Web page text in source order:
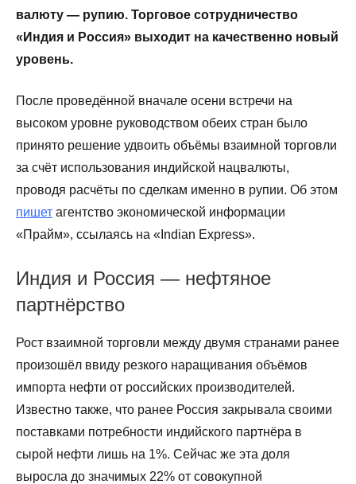
валюту — рупию. Торговое сотрудничество
«Индия и Россия» выходит на качественно новый
уровень.
После проведённой вначале осени встречи на
высоком уровне руководством обеих стран было
принято решение удвоить объёмы взаимной торговли
за счёт использования индийской нацвалюты,
проводя расчёты по сделкам именно в рупии. Об этом
пишет агентство экономической информации
«Прайм», ссылаясь на «Indian Express».
Индия и Россия — нефтяное
партнёрство
Рост взаимной торговли между двумя странами ранее
произошёл ввиду резкого наращивания объёмов
импорта нефти от российских производителей.
Известно также, что ранее Россия закрывала своими
поставками потребности индийского партнёра в
сырой нефти лишь на 1%. Сейчас же эта доля
выросла до значимых 22% от совокупной